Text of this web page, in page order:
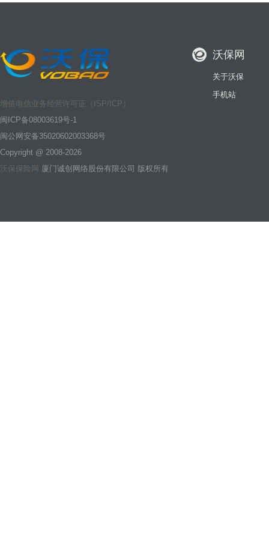
增值电信业务经营许可证（ISP/ICP）
闽ICP备08003619号-1
闽公网安备35020602003368号
Copyright @ 2008-2026
沃保保险网 厦门诚创网络股份有限公司 版权所有
沃保网
关于沃保
手机站